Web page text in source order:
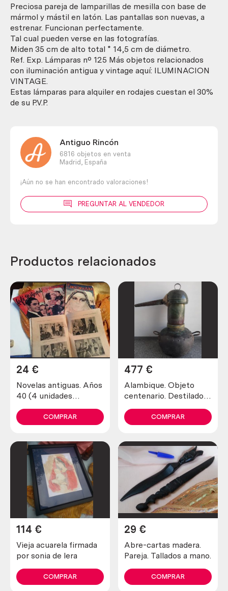
latón
y
mármol.
cantidad
Preciosa pareja de lamparillas de mesilla con base de
mármol y mástil en latón. Las pantallas son nuevas, a
estrenar. Funcionan perfectamente.
Tal cual pueden verse en las fotografías.
Miden 35 cm de alto total * 14,5 cm de diámetro.
Ref. Exp. Lámparas nº 125 Más objetos relacionados
con iluminación antigua y vintage aquí: ILUMINACION
VINTAGE.
Estas lámparas para alquiler en rodajes cuestan el 30%
de su P.V.P.
Antiguo Rincón
6816 objetos en venta
Madrid,
España
¡Aún no se han encontrado valoraciones!
PREGUNTAR AL VENDEDOR
Productos relacionados
Novelas antiguas. Años
40 (4 unidades
24 €
COMPRAR
Alambique. Objeto
centenario. Destilador
cobre. 80 litros.
477 €
COMPRAR
Vieja acuarela firmada
por sonia de lera
114 €
COMPRAR
Abre-cartas madera.
Pareja. Tallados a mano.
29 €
COMPRAR